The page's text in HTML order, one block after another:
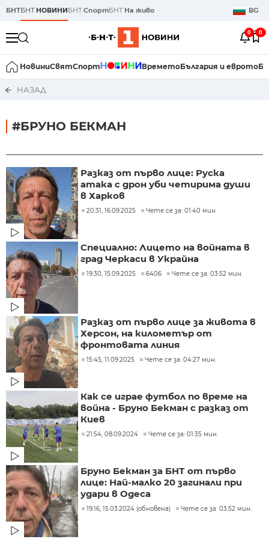
БНТБНТ НОВИНИБНТСпортБНТ На живо BG
0 0
НовиниСвятСпорт ВреметоБългария и еврото
НАЗАД
#БРУНО БЕКМАН
Разказ от първо лице: Руска
атака с дрон уби четирима души
в Харков
20:31, 16.09.2025 Чете се за: 01:40 мин.
Специално: Лицето на войната в
град Черкаси в Украйна
19:30, 15.09.2025 6406 Чете се за: 03:52 мин.
Разказ от първо лице за живота в
Херсон, на километър от
фронтовата линия
15:45, 11.09.2025 Чете се за: 04:27 мин.
Как се играе футбол по време на
война - Бруно Бекман с разказ от
Киев
21:54, 08.09.2024 Чете се за: 01:35 мин.
Бруно Бекман за БНТ от първо
лице: Най-малко 20 загинали при
удари в Одеса
19:16, 15.03.2024 (обновена) Чете се за: 03:52 мин.